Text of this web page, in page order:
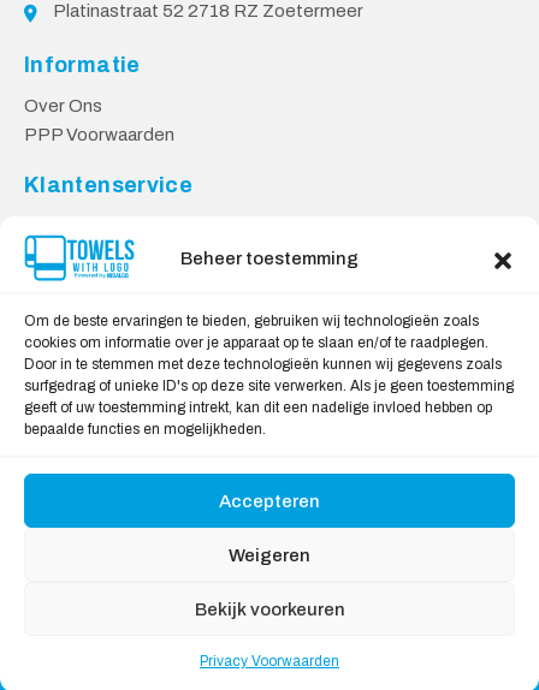
Beheer toestemming
Om de beste ervaringen te bieden, gebruiken wij technologieën zoals
cookies om informatie over je apparaat op te slaan en/of te raadplegen.
Door in te stemmen met deze technologieën kunnen wij gegevens zoals
surfgedrag of unieke ID's op deze site verwerken. Als je geen toestemming
geeft of uw toestemming intrekt, kan dit een nadelige invloed hebben op
bepaalde functies en mogelijkheden.
Accepteren
Weigeren
Bekijk voorkeuren
Privacy Voorwaarden
Platinastraat 52 2718 RZ Zoetermeer
Informatie
Over Ons
PPP Voorwaarden
Klantenservice
Privacy Voorwaarden
Levering & Retourneren
Veilig Shoppen
Mijn account
Winkelwagen
Wij Accepteren:
Copyright © 2026Handdoekeninclusieflogo
reserved